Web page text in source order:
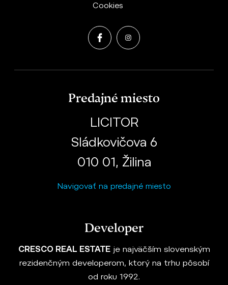
Cookies
Predajné miesto
LICITOR
Sládkovičova 6
010 01, Žilina
Navigovať na predajné miesto
Developer
CRESCO REAL ESTATEje najväčším slovenským
rezidenčným developerom, ktorý na trhu pôsobí
od roku 1992.